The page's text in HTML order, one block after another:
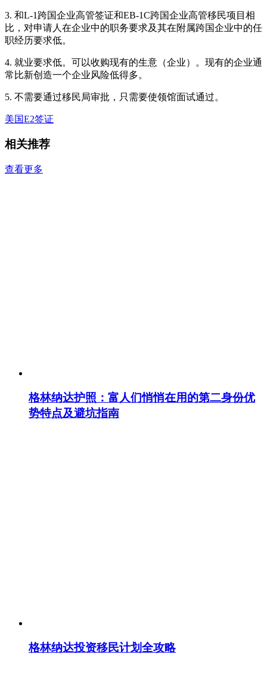
3. 和L-1跨国企业高管签证和EB-1C跨国企业高管移民项目相
比，对申请人在企业中的职务要求及其在附属跨国企业中的任
职经历要求低。
4. 就业要求低。可以收购现有的生意（企业）。现有的企业通
常比新创造一个企业风险低得多。
5. 不需要通过移民局审批，只需要使领馆面试通过。
美国E2签证
相关推荐
查看更多
格林纳达护照：富人们悄悄在用的第二身份优
势特点及避坑指南
格林纳达投资移民计划全攻略